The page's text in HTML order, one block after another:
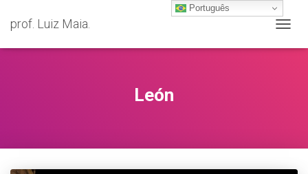
prof. Luiz Maia.
León
Português